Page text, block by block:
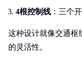
4根控制线 ：三个
这种设计就像交通枢
的灵活性。